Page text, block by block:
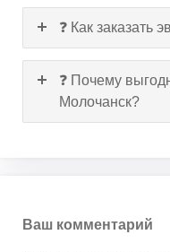
❓ Как заказать
❓ Почему
Молочанск?
Ваш комментарий